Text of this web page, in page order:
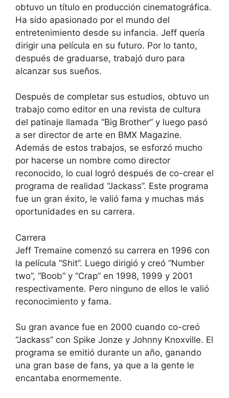
obtuvo un título en producción cinematográfica.
Ha sido apasionado por el mundo del
entretenimiento desde su infancia. Jeff quería
dirigir una película en su futuro. Por lo tanto,
después de graduarse, trabajó duro para
alcanzar sus sueños.
Después de completar sus estudios, obtuvo un
trabajo como editor en una revista de cultura
del patinaje llamada “Big Brother” y luego pasó
a ser director de arte en BMX Magazine.
Además de estos trabajos, se esforzó mucho
por hacerse un nombre como director
reconocido, lo cual logró después de co-crear el
programa de realidad “Jackass”. Este programa
fue un gran éxito, le valió fama y muchas más
oportunidades en su carrera.
Carrera
Jeff Tremaine comenzó su carrera en 1996 con
la película “Shit”. Luego dirigió y creó “Number
two”, “Boob” y “Crap” en 1998, 1999 y 2001
respectivamente. Pero ninguno de ellos le valió
reconocimiento y fama.
Su gran avance fue en 2000 cuando co-creó
“Jackass” con Spike Jonze y Johnny Knoxville. El
programa se emitió durante un año, ganando
una gran base de fans, ya que a la gente le
encantaba enormemente.